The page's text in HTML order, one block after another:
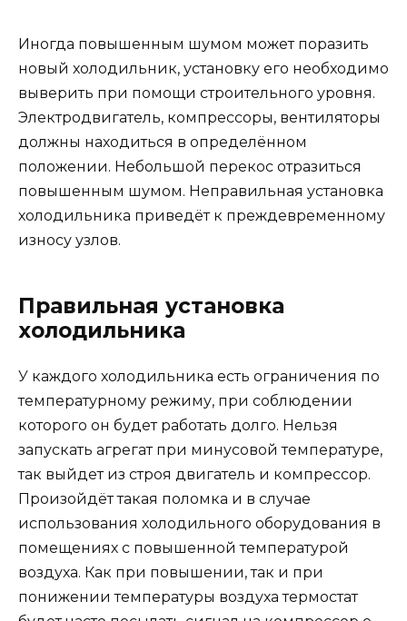
Иногда повышенным шумом может поразить
новый холодильник, установку его необходимо
выверить при помощи строительного уровня.
Электродвигатель, компрессоры, вентиляторы
должны находиться в определённом
положении. Небольшой перекос отразиться
повышенным шумом. Неправильная установка
холодильника приведёт к преждевременному
износу узлов.
Правильная установка
холодильника
У каждого холодильника есть ограничения по
температурному режиму, при соблюдении
которого он будет работать долго. Нельзя
запускать агрегат при минусовой температуре,
так выйдет из строя двигатель и компрессор.
Произойдёт такая поломка и в случае
использования холодильного оборудования в
помещениях с повышенной температурой
воздуха. Как при повышении, так и при
понижении температуры воздуха термостат